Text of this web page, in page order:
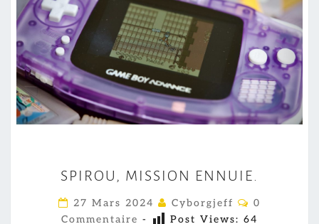
P
I
R
SPIROU, MISSION ENNUIE.
27 Mars 2024 Cyborgjeff
C
0
Commentaire - Post Views: 64